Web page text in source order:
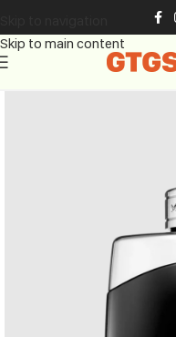
Skip to main content